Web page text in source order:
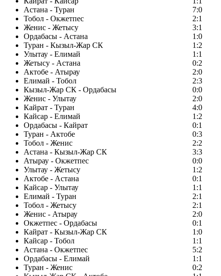
Астана - Туран
7:0
Тобол - Окжетпес
2:1
Женис - Жетысу
3:1
Ордабасы - Астана
1:0
Туран - Кызыл-Жар СК
1:2
Улытау - Елимай
1:1
Жетысу - Астана
0:2
Актобе - Атырау
2:0
Елимай - Тобол
2:3
Кызыл-Жар СК - Ордабасы
0:0
Женис - Улытау
2:0
Кайрат - Туран
4:0
Кайсар - Елимай
1:2
Ордабасы - Кайрат
0:1
Туран - Актобе
0:3
Тобол - Женис
2:2
Астана - Кызыл-Жар СК
3:3
Атырау - Окжетпес
0:0
Улытау - Жетысу
1:2
Актобе - Астана
0:1
Кайсар - Улытау
1:1
Елимай - Туран
2:1
Тобол - Жетысу
2:1
Женис - Атырау
2:0
Окжетпес - Ордабасы
0:1
Кайрат - Кызыл-Жар СК
1:0
Кайсар - Тобол
1:1
Астана - Окжетпес
5:2
Ордабасы - Елимай
1:1
Туран - Женис
0:2